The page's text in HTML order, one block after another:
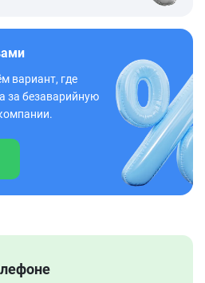
вариант, где
за безаварийную